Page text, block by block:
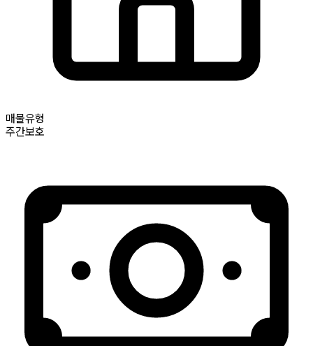
매물유형
주간보호